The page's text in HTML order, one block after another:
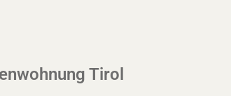
Tirol